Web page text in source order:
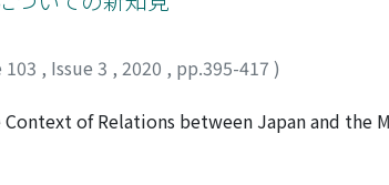
民間団体による海外教育事業に対する社会的
本の帝国主義の多面性がみられる。
103 , Issue 3 , 2020 , pp.395-417 )
of Relations between Japan and the
"conventional wisdom" in past